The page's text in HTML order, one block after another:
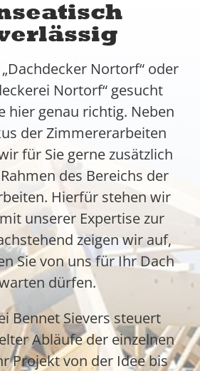
Nortorf“ oder
Nortorf“ gesucht
hier genau richtig. Neben
der Zimmererarbeiten
für Sie gerne zusätzlich
des Bereichs der
Hierfür stehen wir
unserer Expertise zur
zeigen wir auf,
Sie von uns für Ihr Dach
dürfen.
Bennet Sievers steuert
Abläufe der einzelnen
Projekt von der Idee bis